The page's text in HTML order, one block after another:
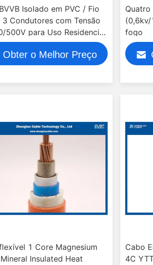
Isolado em PVC / Fio
3 Condutores com Tensão
500V para Uso Residencial
Obter o Melhor Preço
(0,6kv/
fogo
1 Core Magnesium
Insulated Heat
Cabo
4C